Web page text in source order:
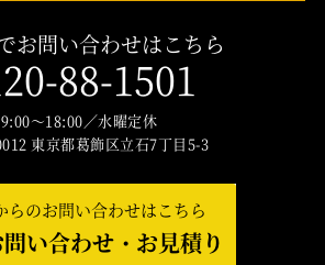
お問い合わせはこちら
88-1501
9:00～18:00／水曜定休
東京都葛飾区立石7丁目5-3
らのお問い合わせはこちら
い合わせ・お見積り